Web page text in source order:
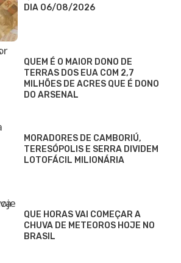
DIA 06/08/2026
QUEM É O MAIOR DONO DE
TERRAS DOS EUA COM 2,7
MILHÕES DE ACRES QUE É DONO
DO ARSENAL
MORADORES DE CAMBORIÚ,
TERESÓPOLIS E SERRA DIVIDEM
LOTOFÁCIL MILIONÁRIA
QUE HORAS VAI COMEÇAR A
CHUVA DE METEOROS HOJE NO
BRASIL